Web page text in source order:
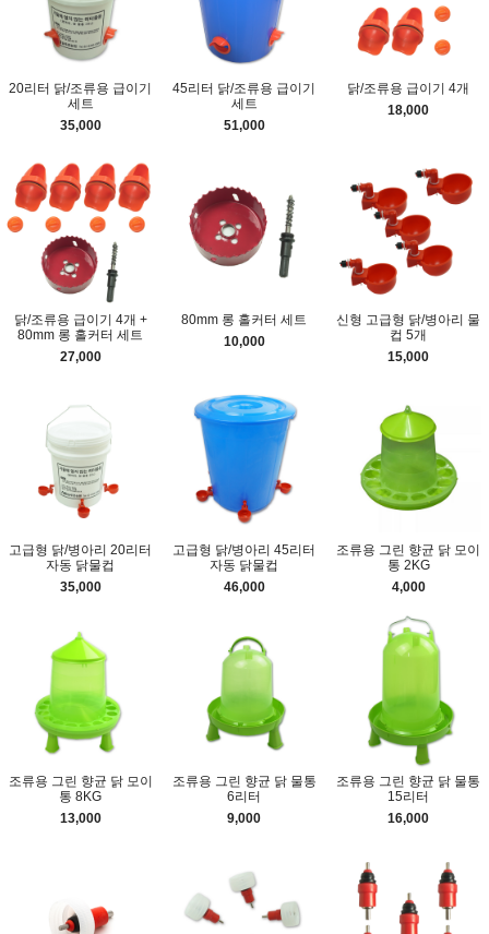
20리터 닭/조류용 급이기
세트
35,000
45리터 닭/조류용 급이기
세트
51,000
닭/조류용 급이기 4개
18,000
닭/조류용 급이기 4개 +
80mm 롱 홀커터 세트
27,000
80mm 롱 홀커터 세트
10,000
신형 고급형 닭/병아리 물
컵 5개
15,000
고급형 닭/병아리 20리터
자동 닭물컵
35,000
고급형 닭/병아리 45리터
자동 닭물컵
46,000
조류용 그린 향균 닭 모이
통 2KG
4,000
조류용 그린 향균 닭 모이
통 8KG
13,000
조류용 그린 향균 닭 물통
6리터
9,000
조류용 그린 향균 닭 물통
15리터
16,000